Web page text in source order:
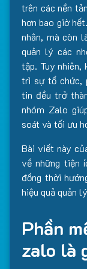
trên các nền
hơn bao giờ
nhân, mà còn
quản lý các
tập. Tuy nhiên,
trì sự tổ chức,
tin đều trở
nhóm Zalo
soát và tối ưu
Bài viết này
về những tiện
đồng thời
hiệu quả quản
Phần
zalo là